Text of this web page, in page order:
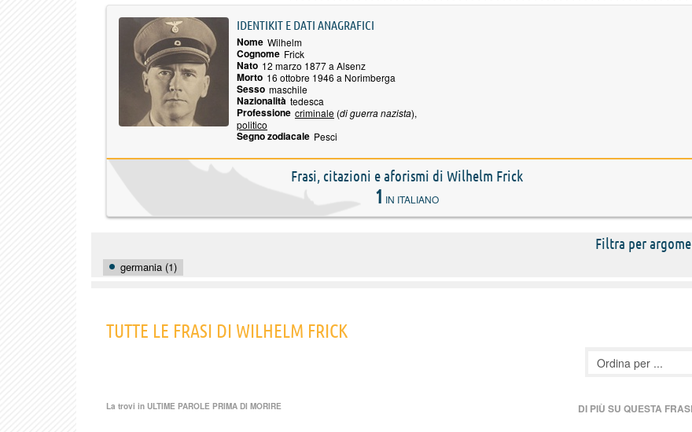
IDENTIKIT E DATI ANAGRAFICI
Nome Wilhelm
Cognome Frick
Nato 12 marzo 1877 a Alsenz
Morto 16 ottobre 1946 a Norimberga
Sesso maschile
Nazionalità tedesca
Professione criminale (di guerra nazista),
politico
Segno zodiacale Pesci
Frasi, citazioni e aforismi di Wilhelm Frick
1 IN ITALIANO
Filtra per
germania (1)
TUTTE LE FRASI DI WILHELM FRICK
La trovi in ULTIME PAROLE PRIMA DI MORIRE DI PIÙ SU QUESTA